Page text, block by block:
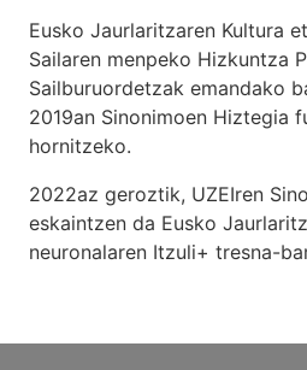
Eusko Jaurlaritzaren Kultura
Sailaren menpeko Hizkuntza
Sailburuordetzak emandako
2019an Sinonimoen Hiztegia
hornitzeko.
2022az geroztik, UZEIren
eskaintzen da Eusko
neuronalaren Itzuli+ tresna-